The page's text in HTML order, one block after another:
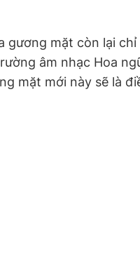
gương mặt còn lại
âm nhạc Hoa
mặt mới này sẽ là